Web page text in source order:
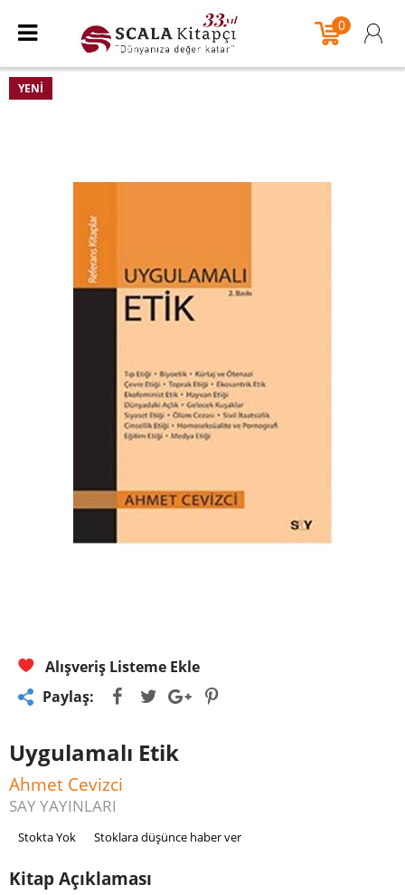
0
YENI
Alışveriş Listeme Ekle
Paylaş:
Uygulamalı Etik
Ahmet Cevizci
SAY YAYINLARI
Stokta Yok Stoklara düşünce haber ver
Kitap Açıklaması